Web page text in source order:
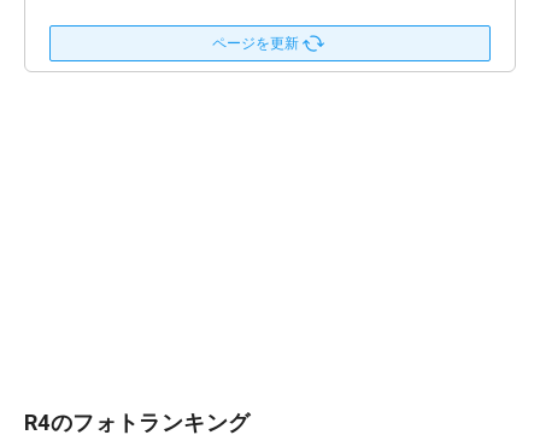
ページを更新
R4のフォトランキング